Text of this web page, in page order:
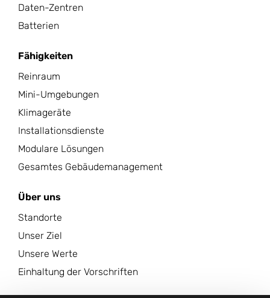
Daten-Zentren
Batterien
Fähigkeiten
Reinraum
Mini-Umgebungen
Klimageräte
Installationsdienste
Modulare Lösungen
Gesamtes Gebäudemanagement
Über uns
Standorte
Unser Ziel
Unsere Werte
Einhaltung der Vorschriften